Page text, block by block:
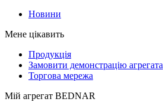
Новини
Мене цікавить
Продукція
Замовити демонстрацію агрегата
Торгова мережа
Мій агрегат BEDNAR